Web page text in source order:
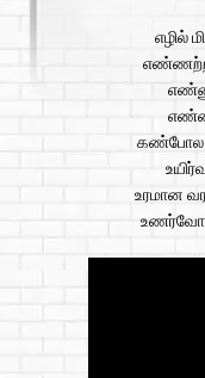
எழில்
எண்ணற்ற
கண்போல
உரமான